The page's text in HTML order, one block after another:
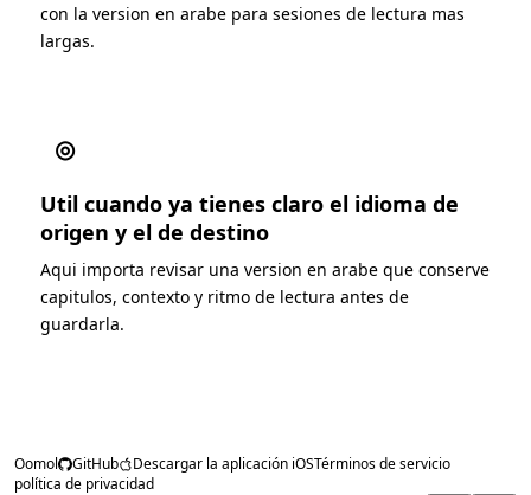
con la version en arabe para sesiones de lectura mas
largas.
◎
Util cuando ya tienes claro el idioma de
origen y el de destino
Aqui importa revisar una version en arabe que conserve
capitulos, contexto y ritmo de lectura antes de
guardarla.
Oomol GitHub Descargar la aplicación iOSTérminos de servicio
política de privacidad